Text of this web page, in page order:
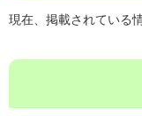
現在、掲載されている